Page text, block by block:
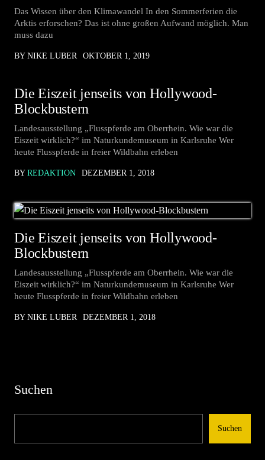
Das Wissen über den Klimawandel In den Sommerferien die
Arktis erforschen? Das ist ohne großen Aufwand möglich. Man
muss dazu
BY NIKE LUBER OKTOBER 1, 2019
Die Eiszeit jenseits von Hollywood-
Blockbustern
Landesausstellung „Flusspferde am Oberrhein. Wie war die
Eiszeit wirklich?“ im Naturkundemuseum in Karlsruhe Wer
heute Flusspferde in freier Wildbahn erleben
BY REDAKTION DEZEMBER 1, 2018
Die Eiszeit jenseits von Hollywood-
Blockbustern
Landesausstellung „Flusspferde am Oberrhein. Wie war die
Eiszeit wirklich?“ im Naturkundemuseum in Karlsruhe Wer
heute Flusspferde in freier Wildbahn erleben
BY NIKE LUBER DEZEMBER 1, 2018
Suchen
Suchen